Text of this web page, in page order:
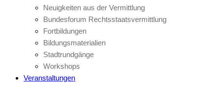
Neuigkeiten aus der Vermittlung
Bundesforum Rechtsstaatsvermittlung
Fortbildungen
Bildungsmaterialien
Stadtrundgänge
Workshops
Veranstaltungen